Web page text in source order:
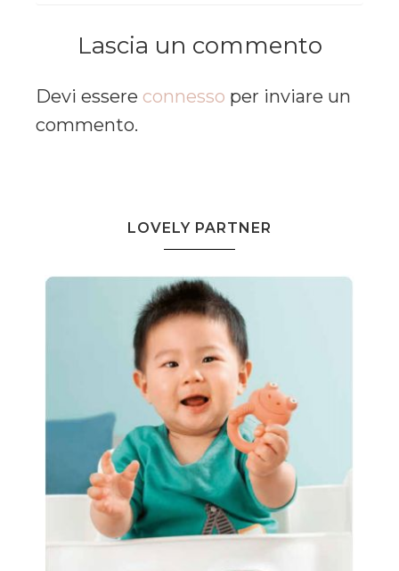
Lascia un commento
Devi essere connesso per inviare un
commento.
LOVELY PARTNER